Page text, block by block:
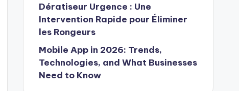
Dératiseur Urgence : Une
Intervention Rapide pour Éliminer
les Rongeurs
Mobile App in 2026: Trends,
Technologies, and What Businesses
Need to Know